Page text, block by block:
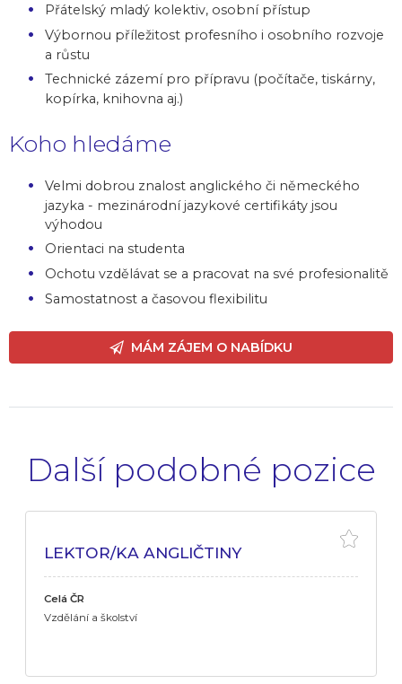
Přátelský mladý kolektiv, osobní přístup
Výbornou příležitost profesního i osobního rozvoje
a růstu
Technické zázemí pro přípravu (počítače, tiskárny,
kopírka, knihovna aj.)
Koho hledáme
Velmi dobrou znalost anglického či německého
jazyka - mezinárodní jazykové certifikáty jsou
výhodou
Orientaci na studenta
Ochotu vzdělávat se a pracovat na své profesionalitě
Samostatnost a časovou flexibilitu
MÁM ZÁJEM O NABÍDKU
Další podobné pozice
LEKTOR/KA ANGLIČTINY
Celá ČR
Vzdělání a školství